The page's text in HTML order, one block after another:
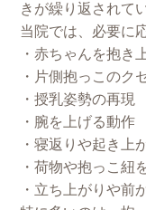
きが繰り返されて
当院では、必要に
・赤ちゃんを抱き
・片側抱っこのク
・授乳姿勢の再現
・腕を上げる動作
・寝返りや起き上
・荷物や抱っこ紐
・立ち上がりや前